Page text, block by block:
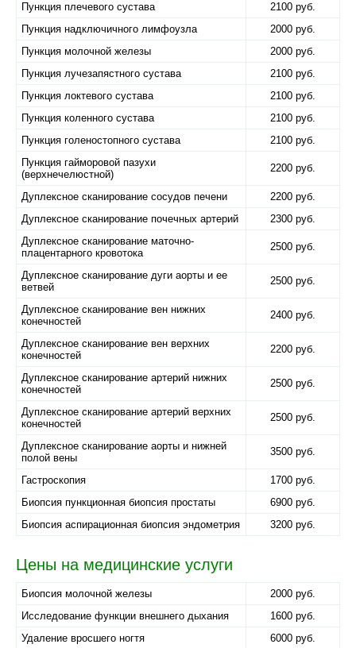
Пункция плечевого сустава
2100 руб.
Пункция надключичного лимфоузла
2000 руб.
Пункция молочной железы
2000 руб.
Пункция лучезапястного сустава
2100 руб.
Пункция локтевого сустава
2100 руб.
Пункция коленного сустава
2100 руб.
Пункция голеностопного сустава
2100 руб.
Пункция гайморовой пазухи
(верхнечелюстной)
2200 руб.
Дуплексное сканирование сосудов печени
2200 руб.
Дуплексное сканирование почечных артерий
2300 руб.
Дуплексное сканирование маточно-
плацентарного кровотока
2500 руб.
Дуплексное сканирование дуги аорты и ее
ветвей
2500 руб.
Дуплексное сканирование вен нижних
конечностей
2400 руб.
Дуплексное сканирование вен верхних
конечностей
2200 руб.
Дуплексное сканирование артерий нижних
конечностей
2500 руб.
Дуплексное сканирование артерий верхних
конечностей
2500 руб.
Дуплексное сканирование аорты и нижней
полой вены
3500 руб.
Гастроскопия
1700 руб.
Биопсия пункционная биопсия простаты
6900 руб.
Биопсия аспирационная биопсия эндометрия
3200 руб.
Цены на медицинские услуги
Биопсия молочной железы
2000 руб.
Исследование функции внешнего дыхания
1600 руб.
Удаление вросшего ногтя
6000 руб.